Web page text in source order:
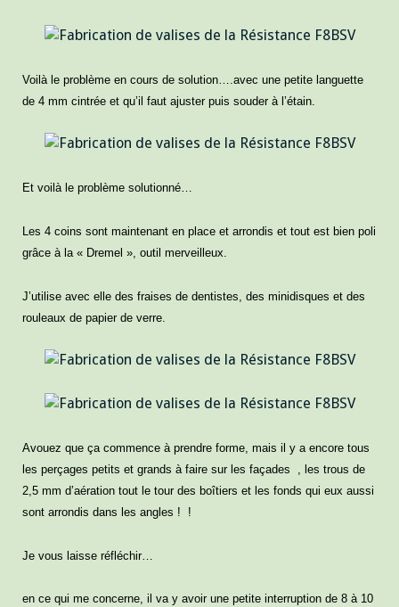
Voilà le problème en cours de solution….avec une petite languette
de 4 mm cintrée et qu’il faut ajuster puis souder à l’étain.
Et voilà le problème solutionné…
Les 4 coins sont maintenant en place et arrondis et tout est bien poli
grâce à la « Dremel », outil merveilleux.
J’utilise avec elle des fraises de dentistes, des minidisques et des
rouleaux de papier de verre.
Avouez que ça commence à prendre forme, mais il y a encore tous
les perçages petits et grands à faire sur les façades , les trous de
2,5 mm d’aération tout le tour des boîtiers et les fonds qui eux aussi
sont arrondis dans les angles ! !
Je vous laisse réfléchir…
en ce qui me concerne, il va y avoir une petite interruption de 8 à 10